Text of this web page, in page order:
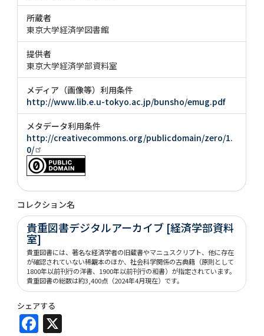
所蔵者
東京大学経済学図書館
提供者
東京大学経済学部資料室
メディア（画像等）利用条件
http://www.lib.e.u-tokyo.ac.jp/bunsho/emug.pdf
メタデータ利用条件
http://creativecommons.org/publicdomain/zero/1.
0/
コレクション名
貴重図書デジタルアーカイブ [経済学部資料
室]
貴重図書には、著名な経済学者の旧蔵書やマニュスクリプト、他に存在
が確認されていない稀覯本のほか、社会科学関係の古典籍（原則として
1800年以前刊行の洋書、1900年以前刊行の和書）が指定されています。
貴重図書の総数は約3,400点（2024年4月現在）です。
シェアする
Facebook